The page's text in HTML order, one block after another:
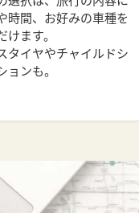
時間、お好みの車種を
けます。
タイヤやチャイルドシ
ョンも。